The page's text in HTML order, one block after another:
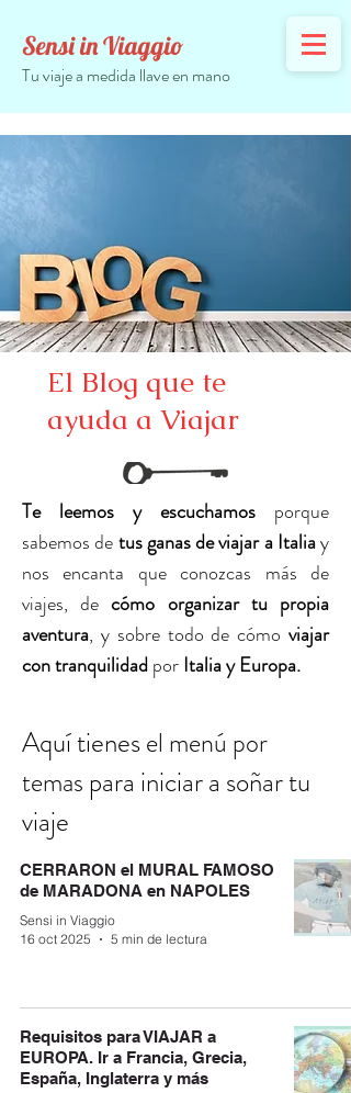
Sensi in Viaggio
Tu viaje a medida llave en mano
El Blog que te
ayuda a Viajar
Te leemos y escuchamos porque
sabemos detus ganas de viajar a Italiay
nos encanta que conozcas más de
viajes, decómo organizar tu propia
aventura, y sobre todo de cómo viajar
con tranquilidadporItalia y Europa.
Aquí tienesel menú por
temas para iniciar a soñar tu
viaje
CERRARON el MURAL FAMOSO
de MARADONA en NAPOLES
Sensi in Viaggio
16 oct 2025
5 min de lectura
Requisitos para VIAJAR a
EUROPA. Ir a Francia, Grecia,
España, Inglaterra y más